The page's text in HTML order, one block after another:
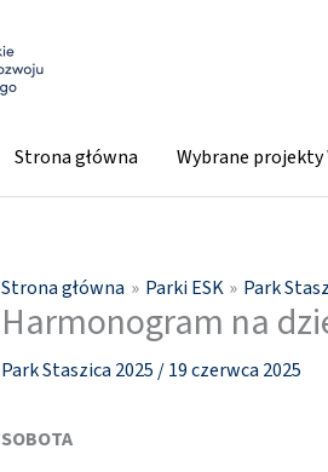
Strona główna Wybrane projekty
Strona główna Parki ESK Park
Harmonogram na
Park Staszica 2025 /19 czerwca 2025
SOBOTA